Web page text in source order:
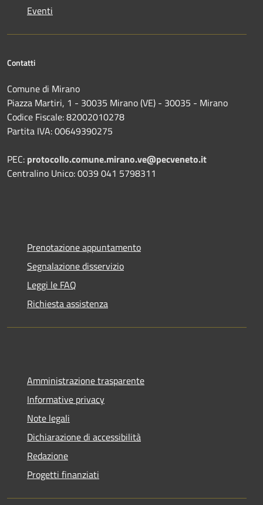
Eventi
Contatti
Comune di Mirano
Piazza Martiri, 1 - 30035 Mirano (VE) - 30035 - Mirano
Codice Fiscale: 82002010278
Partita IVA: 00649390275
PEC: protocollo.comune.mirano.ve@pecveneto.it
Centralino Unico: 0039 041 5798311
Prenotazione appuntamento
Segnalazione disservizio
Leggi le FAQ
Richiesta assistenza
Amministrazione trasparente
Informative privacy
Note legali
Dichiarazione di accessibilità
Redazione
Progetti finanziati